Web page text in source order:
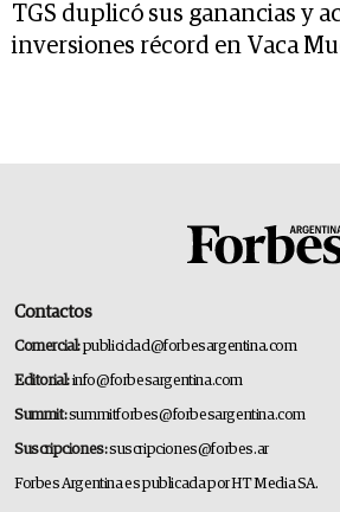
TGS duplicó sus ganancias y
inversiones récord en Vaca
Contactos
Comercial:publicidad@forbesargentina.com
Editorial:info@forbesargentina.com
Summit:summitforbes@forbesargentina.com
Suscripciones:suscripciones@forbes.ar
Forbes Argentina es publicada por HT Media SA.